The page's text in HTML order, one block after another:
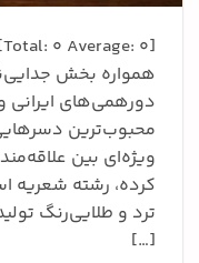
همواره بخش
دورهمی‌های
محبوب‌ترین
ویژه‌ای بین
کرده، رشته شعریه
ترد و طلایی‌رنگ
[…]